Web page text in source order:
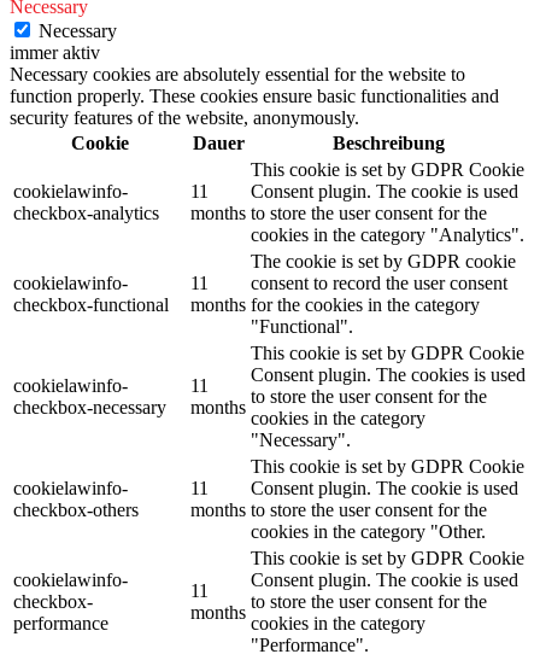
Necessary
Necessary
immer aktiv
Necessary cookies are absolutely essential for the website to
function properly. These cookies ensure basic functionalities and
security features of the website, anonymously.
Cookie
Dauer Beschreibung
cookielawinfo-
checkbox-analytics
11
months
This cookie is set by GDPR Cookie
Consent plugin. The cookie is used
to store the user consent for the
cookies in the category "Analytics".
cookielawinfo-
checkbox-functional
11
months
The cookie is set by GDPR cookie
consent to record the user consent
for the cookies in the category
"Functional".
cookielawinfo-
checkbox-necessary
11
months
This cookie is set by GDPR Cookie
Consent plugin. The cookies is used
to store the user consent for the
cookies in the category
"Necessary".
cookielawinfo-
checkbox-others
11
months
This cookie is set by GDPR Cookie
Consent plugin. The cookie is used
to store the user consent for the
cookies in the category "Other.
cookielawinfo-
checkbox-
performance
11
months
This cookie is set by GDPR Cookie
Consent plugin. The cookie is used
to store the user consent for the
cookies in the category
"Performance".